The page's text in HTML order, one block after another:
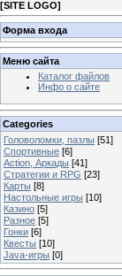
[SITE LOGO]
Форма входа
Меню сайта
Каталог файлов
Инфо о сайте
Categories
Головоломки, пазлы [51]
Спортивные [6]
Action, Аркады [41]
Стратегии и RPG [23]
Карты [8]
Настольные игры [10]
Казино [5]
Разное [5]
Гонки [6]
Квесты [10]
Java-игры [0]